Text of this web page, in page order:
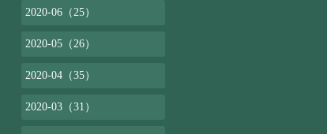
2020-06（25）
2020-05（26）
2020-04（35）
2020-03（31）